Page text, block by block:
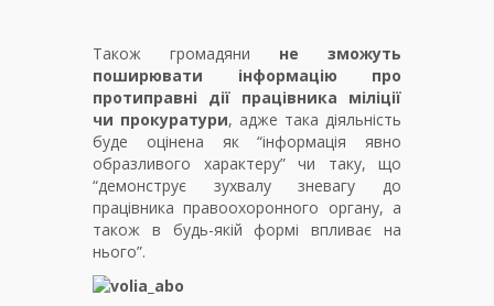
Також громадяни не зможуть
поширювати інформацію про
протиправні дії працівника міліції
чи прокуратури, адже така діяльність
буде оцінена як “інформація явно
образливого характеру” чи таку, що
“демонструє зухвалу зневагу до
працівника правоохоронного органу, а
також в будь-якій формі впливає на
нього”.